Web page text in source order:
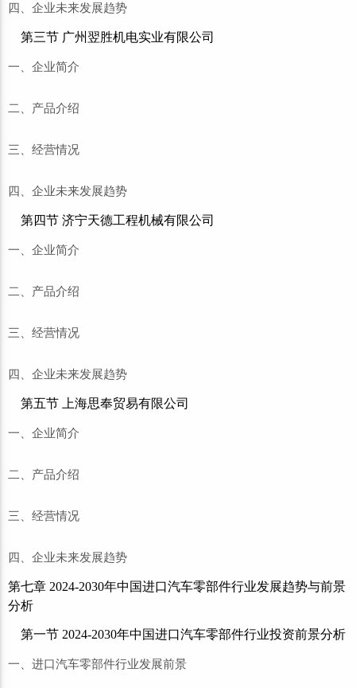
四、企业未来发展趋势
第三节 广州翌胜机电实业有限公司
一、企业简介
二、产品介绍
三、经营情况
四、企业未来发展趋势
第四节 济宁天德工程机械有限公司
一、企业简介
二、产品介绍
三、经营情况
四、企业未来发展趋势
第五节 上海思奉贸易有限公司
一、企业简介
二、产品介绍
三、经营情况
四、企业未来发展趋势
第七章 2024-2030年中国进口汽车零部件行业发展趋势与前景
分析
第一节 2024-2030年中国进口汽车零部件行业投资前景分析
一、进口汽车零部件行业发展前景